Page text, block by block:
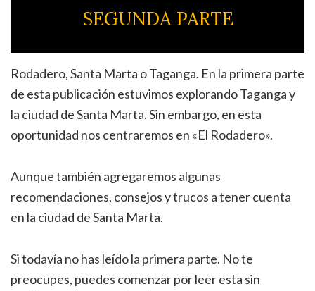
SEGUNDA PARTE
Rodadero, Santa Marta o Taganga. En la primera parte
de esta publicación estuvimos explorando Taganga y
la ciudad de Santa Marta. Sin embargo, en esta
oportunidad nos centraremos en «El Rodadero».
Aunque también agregaremos algunas
recomendaciones, consejos y trucos a tener cuenta
en la ciudad de Santa Marta.
Si todavía no has leído la primera parte. No te
preocupes, puedes comenzar por leer esta sin